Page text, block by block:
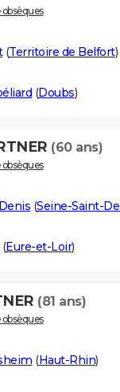
(Territoire de Belfort)
(Doubs)
(60 ans)
(Seine-Saint-
(Eure-et-Loir)
(81 ans)
(Haut-Rhin)